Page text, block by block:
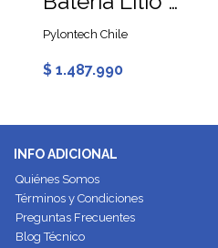
Pylontech Chile
$ 1.487.990
INFO ADICIONAL
Quiénes Somos
Términos y Condiciones
Preguntas Frecuentes
Blog Técnico